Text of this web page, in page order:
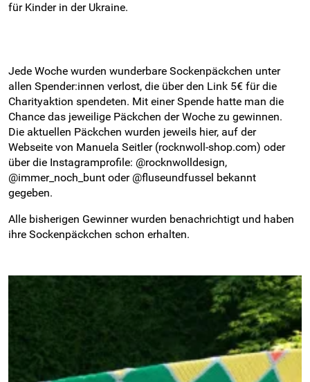
für Kinder in der Ukraine.
Jede Woche wurden wunderbare Sockenpäckchen unter
allen Spender:innen verlost, die über den Link 5€ für die
Charityaktion spendeten. Mit einer Spende hatte man die
Chance das jeweilige Päckchen der Woche zu gewinnen.
Die aktuellen Päckchen wurden jeweils hier, auf der
Webseite von Manuela Seitler (rocknwoll-shop.com) oder
über die Instagramprofile: @rocknwolldesign,
@immer_noch_bunt oder @fluseundfussel bekannt
gegeben.
Alle bisherigen Gewinner wurden benachrichtigt und haben
ihre Sockenpäckchen schon erhalten.